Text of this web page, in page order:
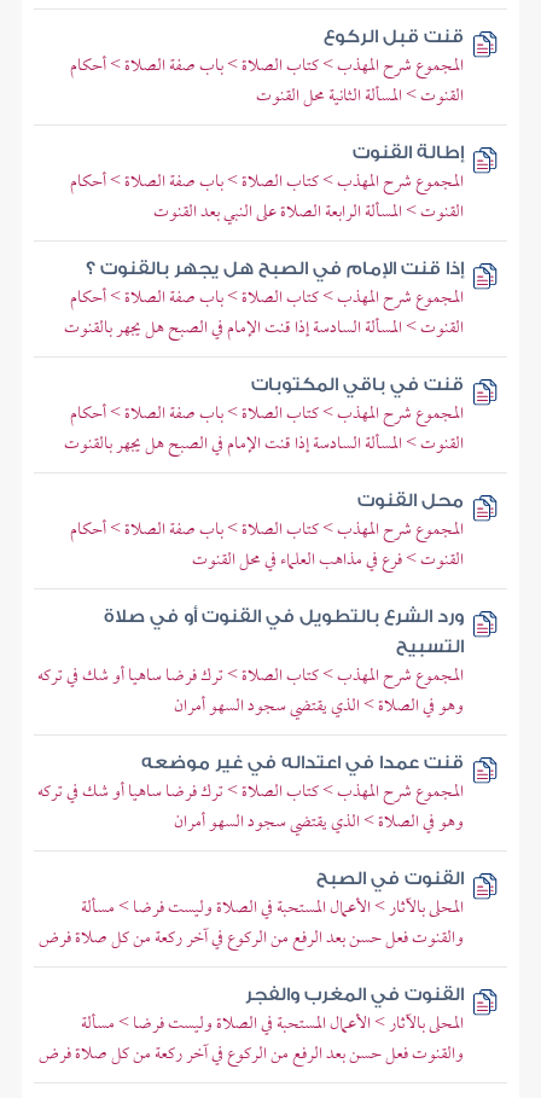
قنت قبل الركوع
المجموع شرح المهذب > كتاب الصلاة > باب صفة الصلاة > أحكام
القنوت > المسألة الثانية محل القنوت
إطالة القنوت
المجموع شرح المهذب > كتاب الصلاة > باب صفة الصلاة > أحكام
القنوت > المسألة الرابعة الصلاة على النبي بعد القنوت
إذا قنت الإمام في الصبح هل يجهر بالقنوت ؟
المجموع شرح المهذب > كتاب الصلاة > باب صفة الصلاة > أحكام
القنوت > المسألة السادسة إذا قنت الإمام في الصبح هل يجهر بالقنوت
قنت في باقي المكتوبات
المجموع شرح المهذب > كتاب الصلاة > باب صفة الصلاة > أحكام
القنوت > المسألة السادسة إذا قنت الإمام في الصبح هل يجهر بالقنوت
محل القنوت
المجموع شرح المهذب > كتاب الصلاة > باب صفة الصلاة > أحكام
القنوت > فرع في مذاهب العلماء في محل القنوت
ورد الشرع بالتطويل في القنوت أو في صلاة
التسبيح
المجموع شرح المهذب > كتاب الصلاة > ترك فرضا ساهيا أو شك في تركه
وهو في الصلاة > الذي يقتضي سجود السهو أمران
قنت عمدا في اعتداله في غير موضعه
المجموع شرح المهذب > كتاب الصلاة > ترك فرضا ساهيا أو شك في تركه
وهو في الصلاة > الذي يقتضي سجود السهو أمران
القنوت في الصبح
المحلى بالآثار > الأعمال المستحبة في الصلاة وليست فرضا > مسألة
والقنوت فعل حسن بعد الرفع من الركوع في آخر ركعة من كل صلاة فرض
القنوت في المغرب والفجر
المحلى بالآثار > الأعمال المستحبة في الصلاة وليست فرضا > مسألة
والقنوت فعل حسن بعد الرفع من الركوع في آخر ركعة من كل صلاة فرض